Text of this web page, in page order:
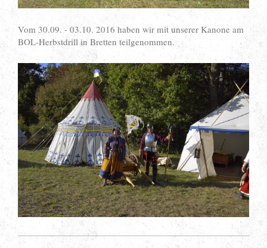
Vom 30.09. - 03.10. 2016 haben wir mit unserer Kanone am
BOL-Herbstdrill in Bretten teilgenommen.